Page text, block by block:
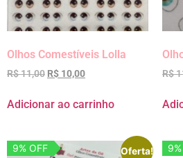
Olhos Comestíveis Lolla
R$11,00 R$ 10,00
Adicionar ao carrinho
R$
Oferta!
9% OFF